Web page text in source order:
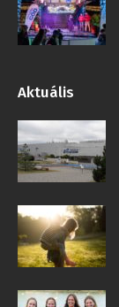
Aktuális